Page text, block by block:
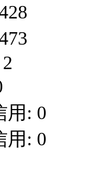
用: 0
用: 0